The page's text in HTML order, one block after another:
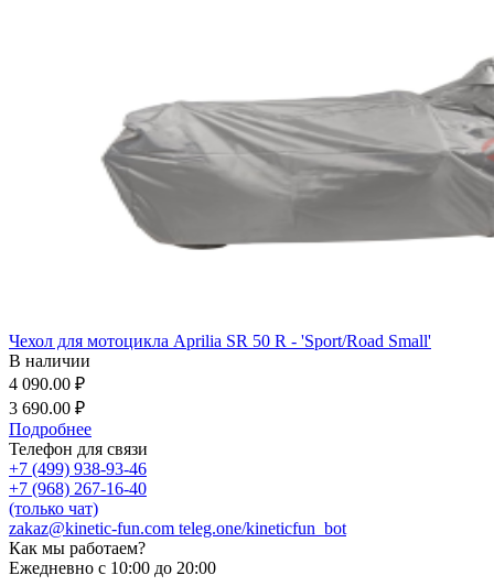
Чехол для мотоцикла Aprilia SR 50 R - 'Sport/Road Small'
В наличии
4 090.00 ₽
3 690.00 ₽
Подробнее
Телефон для связи
+7 (499) 938-93-46
+7 (968) 267-16-40
(только чат)
zakaz@kinetic-fun.com teleg.one/kineticfun_bot
Как мы работаем?
Ежедневно с 10:00 до 20:00